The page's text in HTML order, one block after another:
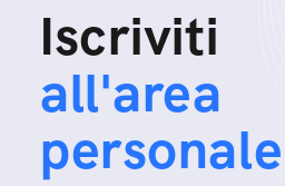
Iscriviti
all'area
personale